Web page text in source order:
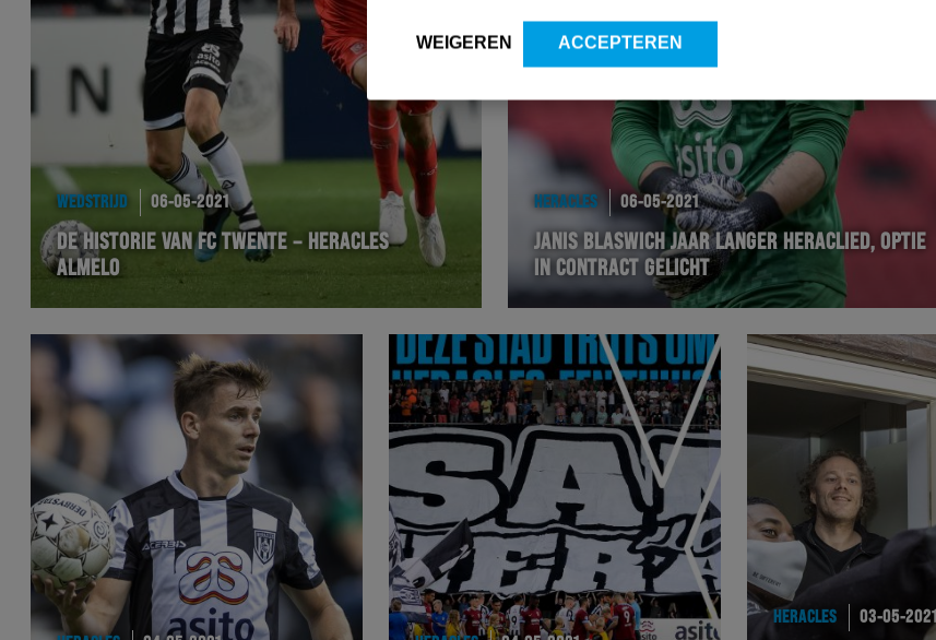
WEIGEREN ACCEPTEREN
WEDSTRIJD 06-05-2021
DE HISTORIE VAN FC TWENTE – HERACLES
ALMELO
HERACLES 06-05-2021
JANIS BLASWICH JAAR LANGER HERACLIED, OPTIE
IN CONTRACT GELICHT
HERACLES 03-05-2021